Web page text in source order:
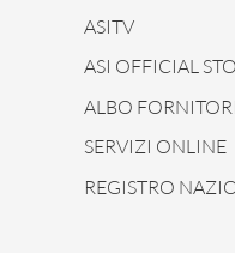
ASITV
ASI OFFICIAL
ALBO FORNITORI
SERVIZI ONLINE
REGISTRO